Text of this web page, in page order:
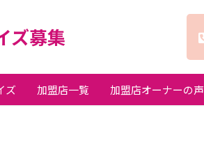
ズ募集
ズ 加盟店一覧 加盟店オーナーの声